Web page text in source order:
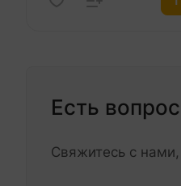
Есть
Свяжитесь с